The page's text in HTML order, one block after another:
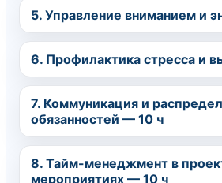
5. Управление вниманием и
6. Профилактика стресса и
7. Коммуникация и
обязанностей — 10 ч
8. Тайм-менеджмент в
мероприятиях — 10 ч